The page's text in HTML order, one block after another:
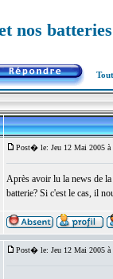
nos batteries
Post� le: Jeu 12 Mai 2005 à
Après avoir lu la news de la
batterie? Si c'est le cas, il
Post� le: Jeu 12 Mai 2005 à